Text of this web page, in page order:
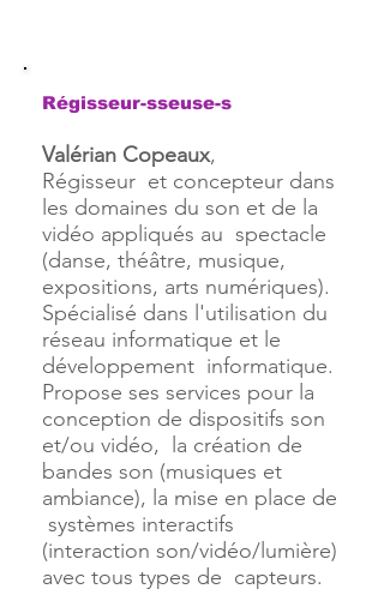
Régisseur-sseuse-s
Valérian Copeaux,
Régisseur et concepteur dans
les domaines du son et de la
vidéo appliqués au spectacle
(danse, théâtre, musique,
expositions, arts numériques).
Spécialisé dans l'utilisation du
réseau informatique et le
développement informatique.
Propose ses services pour la
conception de dispositifs son
et/ou vidéo, la création de
bandes son (musiques et
ambiance), la mise en place de
systèmes interactifs
(interaction son/vidéo/lumière)
avec tous types de capteurs.